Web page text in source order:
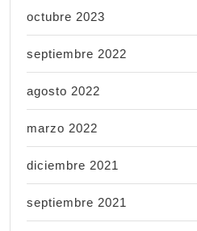
octubre 2023
septiembre 2022
agosto 2022
marzo 2022
diciembre 2021
septiembre 2021